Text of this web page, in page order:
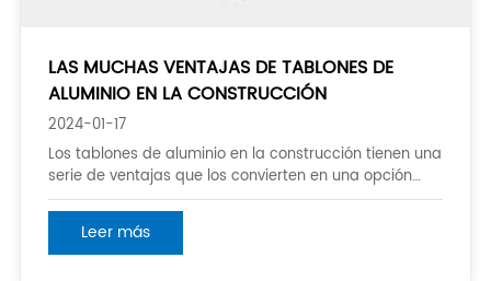
LAS MUCHAS VENTAJAS DE TABLONES DE
ALUMINIO EN LA CONSTRUCCIÓN
2024-01-17
Los tablones de aluminio en la construcción tienen una
serie de ventajas que los convierten en una opción
popular para proyectos de construcción. Aquí están
algunos de los beneficios clave: 1. ligero y fuerte:
tablones de aluminio son ligeros, haciéndolos fáciles
Leer más